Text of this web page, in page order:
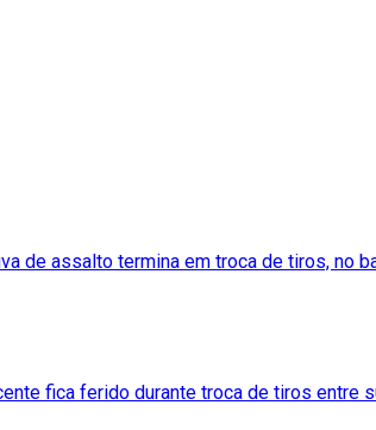
de assalto termina em troca de tiros, no
fica ferido durante troca de tiros entre